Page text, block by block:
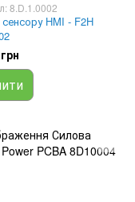
8.D.1.0002
HMI - F2H